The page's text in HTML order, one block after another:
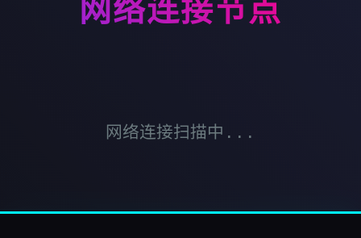
网络连接节点
网络连接扫描中...